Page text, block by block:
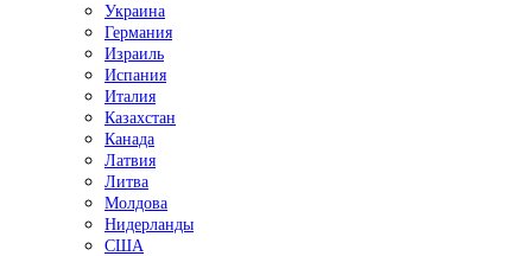
Украина
Германия
Израиль
Испания
Италия
Казахстан
Канада
Латвия
Литва
Молдова
Нидерланды
США